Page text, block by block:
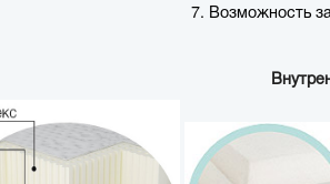
7. Возможность